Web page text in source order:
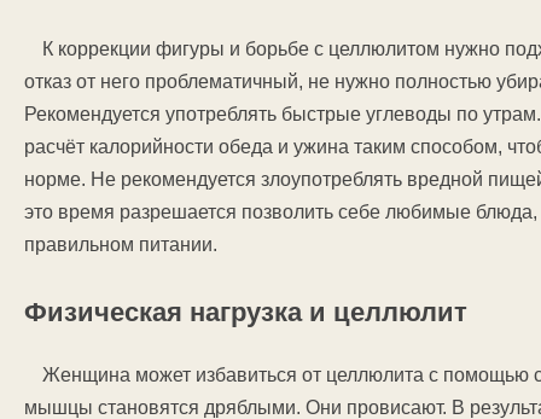
К коррекции фигуры и борьбе с целлюлитом нужно
отказ от него проблематичный, не нужно полностью
Рекомендуется употреблять быстрые углеводы по
расчёт калорийности обеда и ужина таким способом,
норме. Не рекомендуется злоупотреблять вредной
это время разрешается позволить себе любимые
правильном питании.
Физическая нагрузка и целлюлит
Женщина может избавиться от целлюлита с помощью
мышцы становятся дряблыми. Они провисают. В